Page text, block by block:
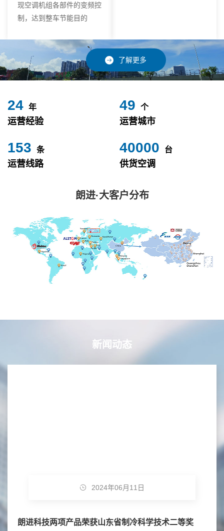
现空调机组各部件的变频控
制，达到整车节能目的
了解更多
24 年
运营经验
49 个
运营城市
153 条
运营线路
40000 台
供货空调
朗进·大客户分布
新闻动态
2024年06月11日
朗进科技两项产品荣获山东省制冷科学技术二等奖